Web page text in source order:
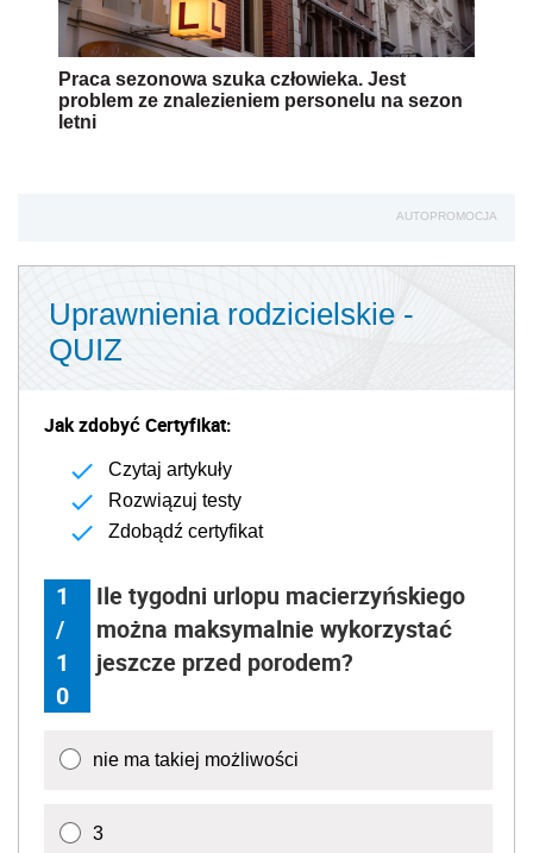
Praca sezonowa szuka człowieka. Jest
problem ze znalezieniem personelu na sezon
letni
AUTOPROMOCJA
Uprawnienia rodzicielskie -
QUIZ
Jak zdobyć Certyfikat:
Czytaj artykuły
Rozwiązuj testy
Zdobądź certyfikat
1
/
1
0
Ile tygodni urlopu macierzyńskiego
można maksymalnie wykorzystać
jeszcze przed porodem?
nie ma takiej możliwości
3